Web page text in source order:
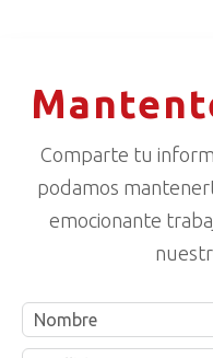
Comparte tu
podamos
emocionante
Name